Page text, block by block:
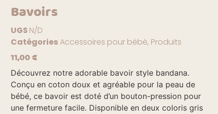
Bavoirs
UGS N/D
CatégoriesAccessoires pour bébé, Produits
11,00€
Découvrez notre adorable bavoir style bandana.
Conçu en coton doux et agréable pour la peau de
bébé, ce bavoir est doté d’un bouton-pression pour
une fermeture facile. Disponible en deux coloris gris